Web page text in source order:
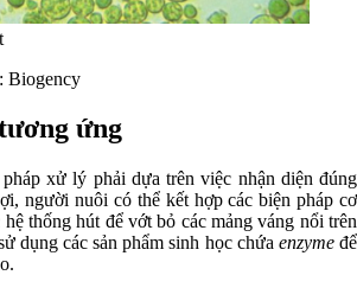
Biogency
ứng
xử lý phải dựa trên việc nhận diện đúng
người nuôi có thể kết hợp các biện pháp cơ
thống hút để vớt bỏ các mảng váng nổi trên
dụng các sản phẩm sinh học chứa enzymeđể